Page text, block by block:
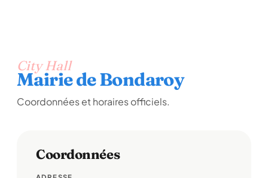
City Hall
Mairie de Bondaroy
Coordonnées et horaires officiels.
Coordonnées